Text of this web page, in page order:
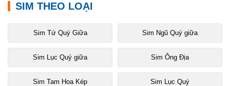
SIM THEO LOẠI
Sim Tứ Quý Giữa Sim Ngũ Quý giữa
Sim Lục Quý giữa Sim Ông Địa
Sim Tam Hoa Kép Sim Lục Quý